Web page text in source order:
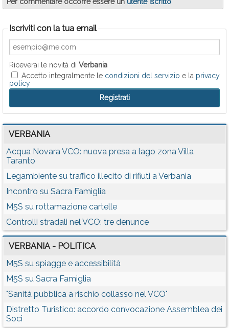
Iscriviti con la tua email
Riceverai le novità di Verbania
Accetto integralmente le condizioni del servizio e la privacy
policy
VERBANIA
Acqua Novara VCO: nuova presa a lago zona Villa
Taranto
Legambiente su traffico illecito di rifiuti a Verbania
Incontro su Sacra Famiglia
M5S su rottamazione cartelle
Controlli stradali nel VCO: tre denunce
VERBANIA - POLITICA
M5S su spiagge e accessibilità
M5S su Sacra Famiglia
"Sanità pubblica a rischio collasso nel VCO"
Distretto Turistico: accordo convocazione Assemblea dei
Soci